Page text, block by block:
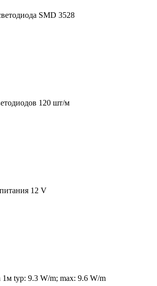
SMD 3528
120 шт/м
12 V
1м typ: 9.3 W/m; max: 9.6 W/m